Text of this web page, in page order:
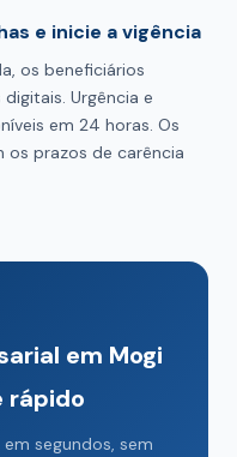
e inicie a vigência
os beneficiários
Urgência e
em 24 horas. Os
os prazos de carência
em Mogi
rápido
segundos, sem